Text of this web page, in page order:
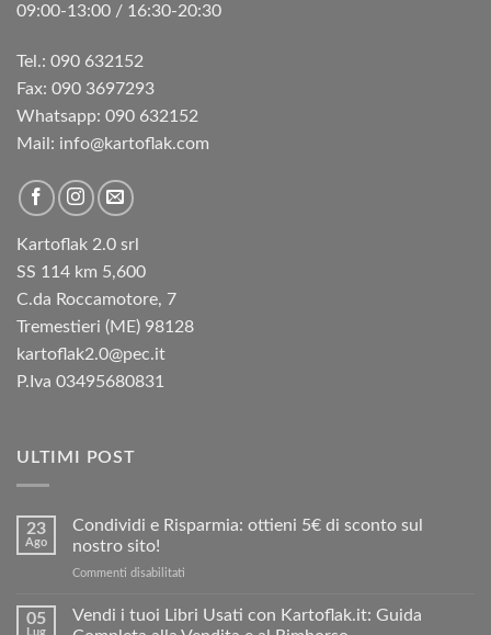
09:00-13:00 / 16:30-20:30
Tel.: 090 632152
Fax: 090 3697293‬
Whatsapp: 090 632152
Mail: info@kartoflak.com
Kartoflak 2.0 srl
SS 114 km 5,600
C.da Roccamotore, 7
Tremestieri (ME) 98128
kartoflak2.0@pec.it
P.Iva 03495680831
ULTIMI POST
23
Ago
Condividi e Risparmia: ottieni 5€ di sconto sul
nostro sito!
Commenti disabilitati
Risparmia:
05
Lug
Vendi i tuoi Libri Usati con Kartoflak.it: Guida